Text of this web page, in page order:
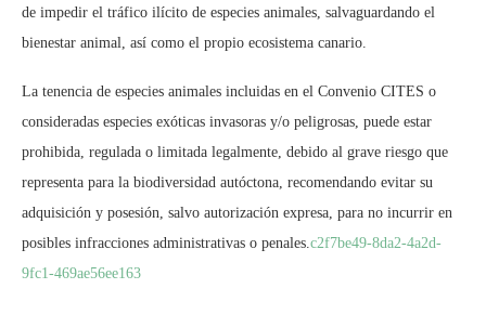
de impedir el tráfico ilícito de especies animales, salvaguardando el
bienestar animal, así como el propio ecosistema canario.
La tenencia de especies animales incluidas en el Convenio CITES o
consideradas especies exóticas invasoras y/o peligrosas, puede estar
prohibida, regulada o limitada legalmente, debido al grave riesgo que
representa para la biodiversidad autóctona, recomendando evitar su
adquisición y posesión, salvo autorización expresa, para no incurrir en
posibles infracciones administrativas o penales.c2f7be49-8da2-4a2d-
9fc1-469ae56ee163